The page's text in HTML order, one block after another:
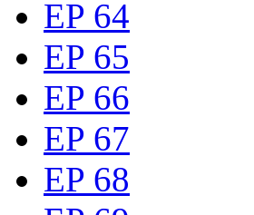
EP 64
EP 65
EP 66
EP 67
EP 68